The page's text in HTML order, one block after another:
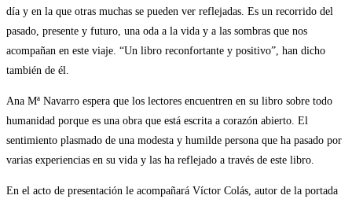
día y en la que otras muchas se pueden ver reflejadas. Es un recorrido del
pasado, presente y futuro, una oda a la vida y a las sombras que nos
acompañan en este viaje. “Un libro reconfortante y positivo”, han dicho
también de él.
Ana Mª Navarro espera que los lectores encuentren en su libro sobre todo
humanidad porque es una obra que está escrita a corazón abierto. El
sentimiento plasmado de una modesta y humilde persona que ha pasado por
varias experiencias en su vida y las ha reflejado a través de este libro.
En el acto de presentación le acompañará Víctor Colás, autor de la portada